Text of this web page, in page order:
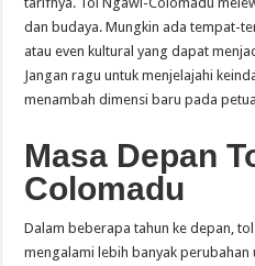
dan budaya. Mungkin ada tempat-
atau even kultural yang dapat
Jangan ragu untuk menjelajahi
menambah dimensi baru pada
Masa Depan
Colomadu
Dalam beberapa tahun ke depan,
mengalami lebih banyak perubahan